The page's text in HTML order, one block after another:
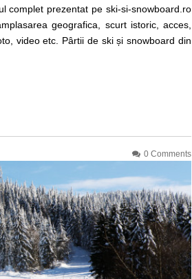
complet prezentat pe ski-si-snowboard.ro
geografica, scurt istoric, acces,
video etc. Pârtii de ski și snowboard din
0 Comments